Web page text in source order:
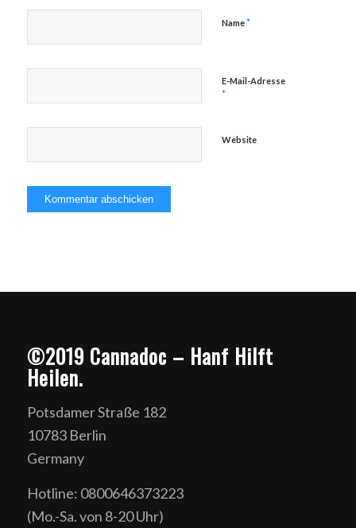
Name*
E-Mail-Adresse
*
Website
©2019 Cannadoc – Hanf Hilft
Heilen.
Potsdamer Straße 182
10783 Berlin
Germany
Hotline: 0800646373223
(Mo.-Sa. von 8-20 Uhr)